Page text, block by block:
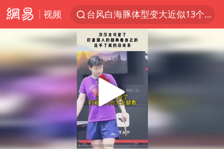
视频
台风白海豚体型变大近似13个浙江面积
遵义市人大常委会副主任刘东明被查
夜幕落下 运动上场
Meta被判支付5.67亿美元
男子结婚8年3个女儿均非亲生
中信证券：预计铜板块将迎来共振上涨
00:00 00:10